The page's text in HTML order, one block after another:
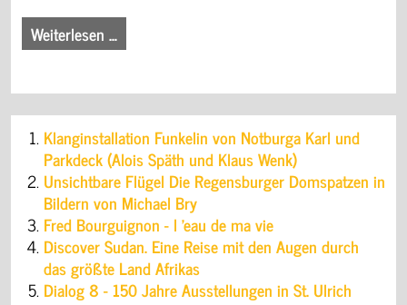
Weiterlesen …
Klanginstallation Funkelin von Notburga Karl und
Parkdeck (Alois Späth und Klaus Wenk)
Unsichtbare Flügel Die Regensburger Domspatzen in
Bildern von Michael Bry
Fred Bourguignon - l ’eau de ma vie
Discover Sudan. Eine Reise mit den Augen durch
das größte Land Afrikas
Dialog 8 - 150 Jahre Ausstellungen in St. Ulrich